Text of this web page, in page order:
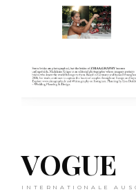
VOGUE
INTERNATIONALE